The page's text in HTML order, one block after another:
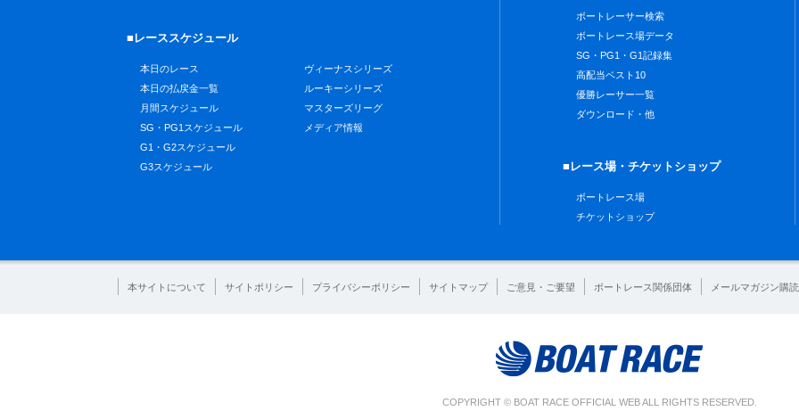
■レーススケジュール
本日のレース
本日の払戻金一覧
月間スケジュール
SG・PG1スケジュール
G1・G2スケジュール
G3スケジュール
ヴィーナスシリーズ
ルーキーシリーズ
マスターズリーグ
メディア情報
ボートレーサー検索
ボートレース場データ
SG・PG1・G1記録集
高配当ベスト10
優勝レーサー一覧
ダウンロード・他
■レース場・チケットショップ
ボートレース場
チケットショップ
本サイトについて サイトポリシー プライバシーポリシー サイトマップ ご意見・ご要望 ボートレース関係団体 メールマガジン購読
COPYRIGHT © BOAT RACE OFFICIAL WEB ALL RIGHTS RESERVED.